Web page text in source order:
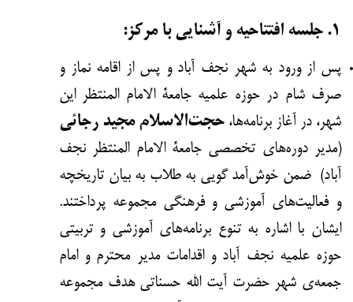
۱. جلسه افتتاحیه و آشنایی با مرکز:
پس از ورود به شهر نجف آباد و پس از اقامه نماز و
صرف شام در حوزه‌ علمیه جامعة الامام المنتظر این
شهر، در آغاز برنامه‌ها،حجت‌الاسلام مجید رجائی
(مدیر دوره‌های تخصصی جامعة الامام المنتظر نجف
آباد) ضمن خوش‌آمد گویی به طلاب به بیان تاریخچه
و فعالیت‌های آموزشی و فرهنگی مجموعه پرداختند.
ایشان با اشاره به تنوع برنامه‌های آموزشی و تربیتی
حوزه علمیه نجف آباد و اقدامات مدیر محترم و امام
جمعه‌ی شهر حضرت آیت الله حسناتی هدف مجموعه